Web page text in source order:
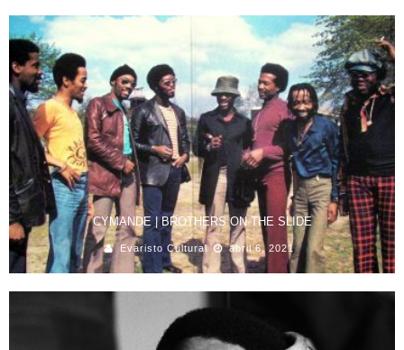
CYMANDE | BROTHERS ON THE SLIDE
Evaristo Cultural abril 6, 2021